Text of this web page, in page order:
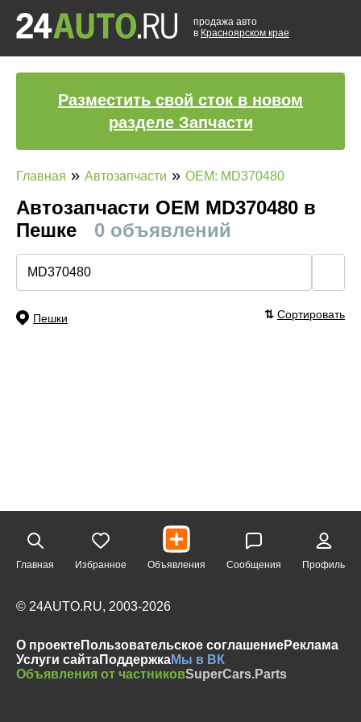
продажа авто
в Красноярском крае
Разместить свой сток в новом
разделе Запчасти
Главная » Автозапчасти » OEM: MD370480
Автозапчасти ОЕМ MD370480 в
Пешке
0 объявлений
Пешки ⇅ Сортировать
Главная Избранное Объявления Сообщения Профиль
© 24AUTO.RU, 2003-2026
О проектеПользовательское соглашениеРеклама
Услуги сайтаПоддержкаМы в ВК
Объявления от частниковSuperCars.Parts